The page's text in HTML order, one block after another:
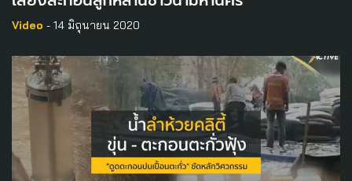
Video - 14 มิถุนายน 2020